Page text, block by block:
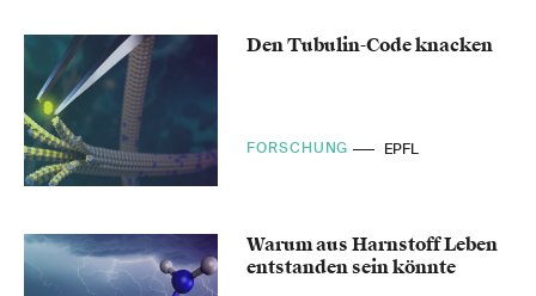
Den Tubulin-Code knacken
FORSCHUNG EPFL
Warum aus Harnstoff Leben
entstanden sein könnte